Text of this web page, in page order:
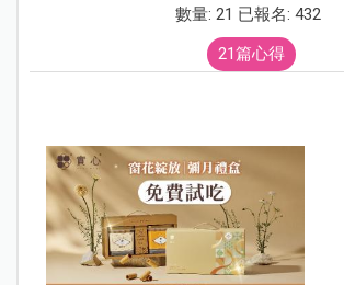
數量: 21 已報名: 432
21篇心得